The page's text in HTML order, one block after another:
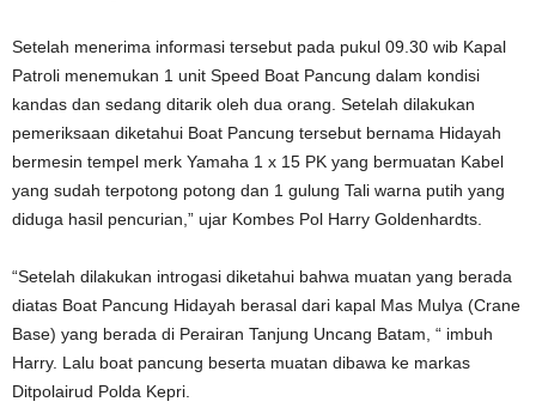
Setelah menerima informasi tersebut pada pukul 09.30 wib Kapal
Patroli menemukan 1 unit Speed Boat Pancung dalam kondisi
kandas dan sedang ditarik oleh dua orang. Setelah dilakukan
pemeriksaan diketahui Boat Pancung tersebut bernama Hidayah
bermesin tempel merk Yamaha 1 x 15 PK yang bermuatan Kabel
yang sudah terpotong potong dan 1 gulung Tali warna putih yang
diduga hasil pencurian,” ujar Kombes Pol Harry Goldenhardts.
“Setelah dilakukan introgasi diketahui bahwa muatan yang berada
diatas Boat Pancung Hidayah berasal dari kapal Mas Mulya (Crane
Base) yang berada di Perairan Tanjung Uncang Batam, “ imbuh
Harry. Lalu boat pancung beserta muatan dibawa ke markas
Ditpolairud Polda Kepri.